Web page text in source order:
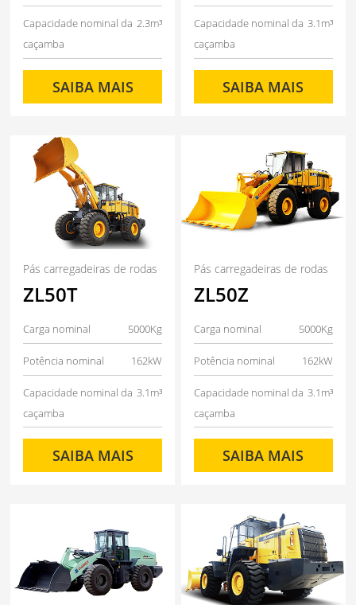
Capacidade nominal da
caçamba
2.3m³
SAIBA MAIS
Capacidade nominal da
caçamba
3.1m³
SAIBA MAIS
Pás carregadeiras de rodas
ZL50T
Carga nominal 5000Kg
Potência nominal 162kW
Capacidade nominal da
caçamba
3.1m³
SAIBA MAIS
Pás carregadeiras de rodas
ZL50Z
Carga nominal 5000Kg
Potência nominal 162kW
Capacidade nominal da
caçamba
3.1m³
SAIBA MAIS